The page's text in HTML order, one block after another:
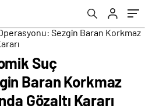
Suç
Baran Korkmaz
Gözaltı Kararı